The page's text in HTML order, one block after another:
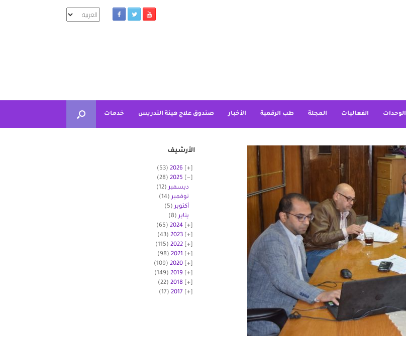
اختر
لغة
الوحدات الفعاليات المجلة طب الرقمية الأخبار صندوق علاج هيئة التدريس خدمات
الأرشيف
2026
(53)
2025
(28)
ديسمبر(12)
نوفمبر(14)
أكتوبر(5)
يناير(8)
2024
(65)
2023
(43)
2022
(115)
2021
(98)
2020
(109)
2019
(149)
2018
(22)
2017
(17)